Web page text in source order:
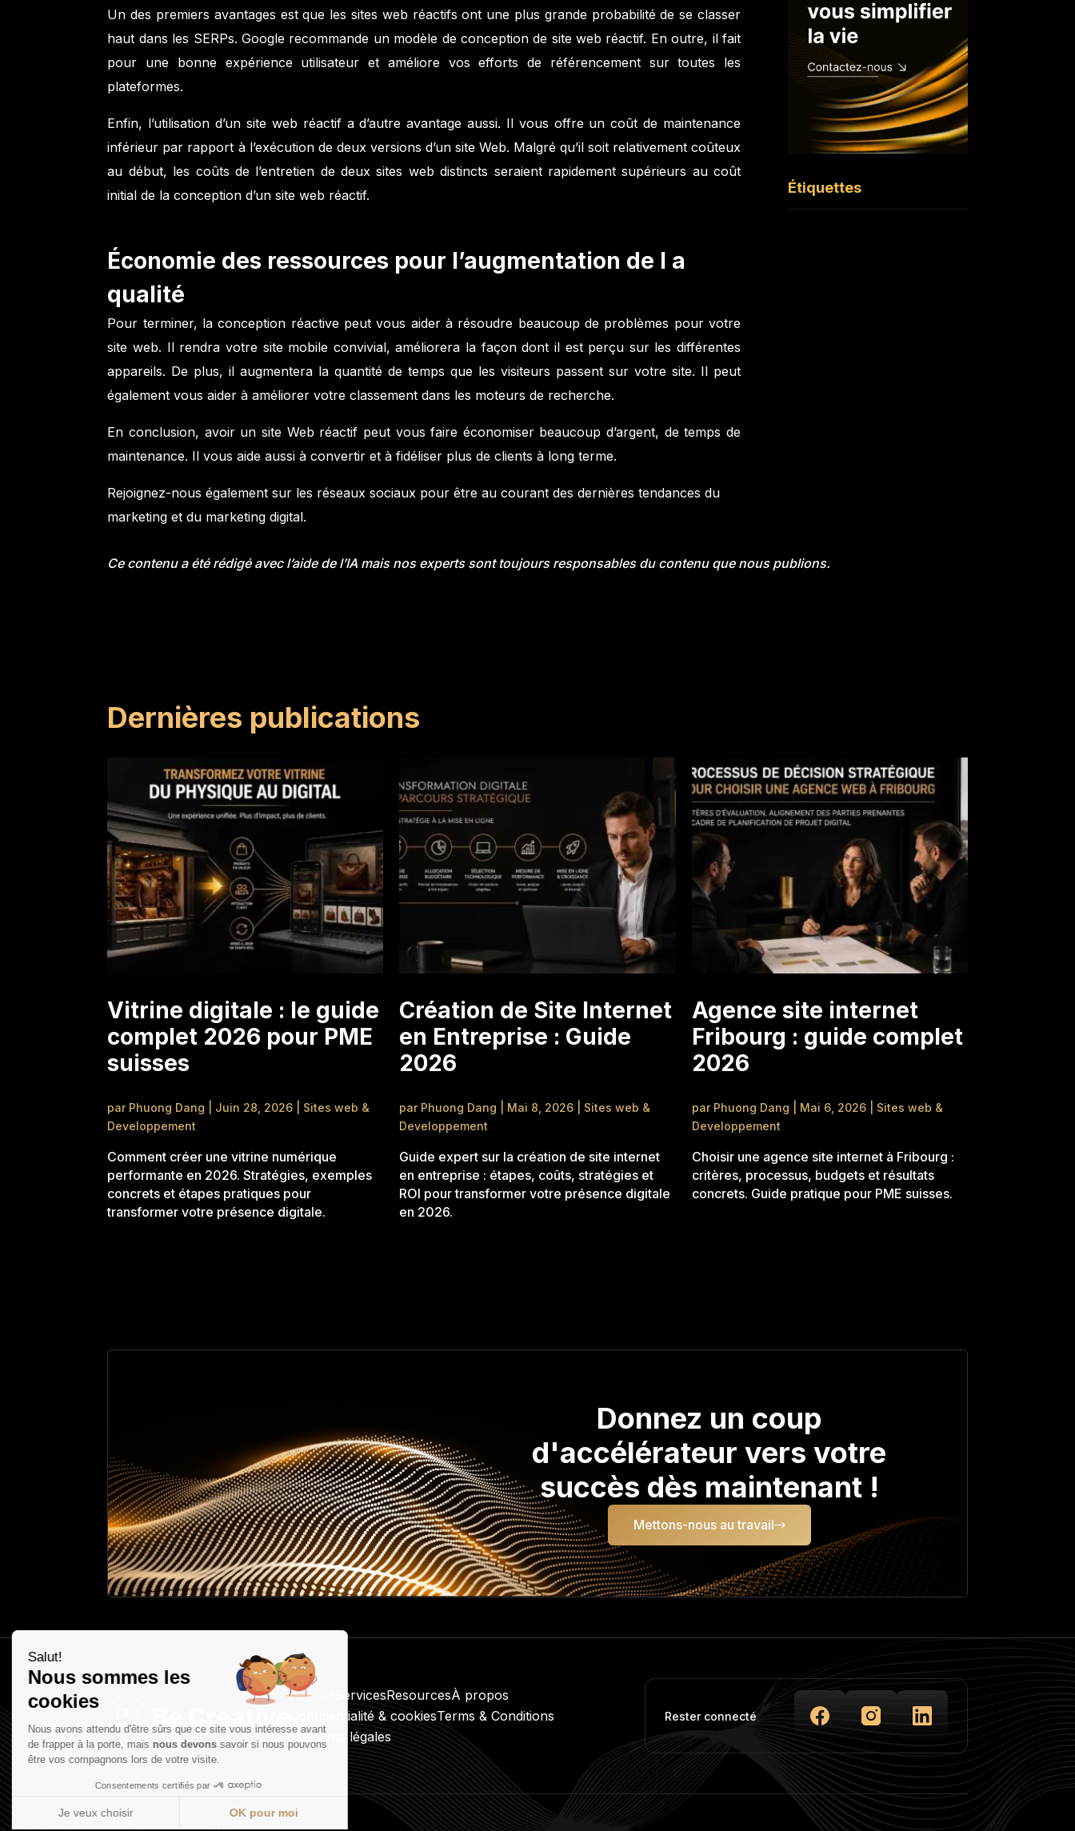
Un des premiers avantages est que les sites web réactifs ont une plus grande probabilité de se classer
haut dans les SERPs. Google recommande un modèle de conception de site web réactif. En outre, il fait
pour une bonne expérience utilisateur et améliore vos efforts de référencement sur toutes les
plateformes.
Enfin, l’utilisation d’un site web réactif a d’autre avantage aussi. Il vous offre un coût de maintenance
inférieur par rapport à l’exécution de deux versions d’un site Web. Malgré qu’il soit relativement coûteux
au début, les coûts de l’entretien de deux sites web distincts seraient rapidement supérieurs au coût
initial de la conception d’un site web réactif.
Économie des ressources pour l’augmentation de l a
qualité
Pour terminer, la conception réactive peut vous aider à résoudre beaucoup de problèmes pour votre
site web. Il rendra votre site mobile convivial, améliorera la façon dont il est perçu sur les différentes
appareils. De plus, il augmentera la quantité de temps que les visiteurs passent sur votre site. Il peut
également vous aider à améliorer votre classement dans les moteurs de recherche.
En conclusion, avoir un site Web réactif peut vous faire économiser beaucoup d’argent, de temps de
maintenance. Il vous aide aussi à convertir et à fidéliser plus de clients à long terme.
Rejoignez-nous également sur les réseaux sociaux pour être au courant des dernières tendances du
marketing et du marketing digital.
Étiquettes
Ce contenu a été rédigé avec l’aide de l’IA mais nos experts sont toujours responsables du contenu que nous publions.
Dernières publications
Vitrine digitale : le guide
complet 2026 pour PME
suisses
par Phuong Dang Juin 28, 2026
Sites web &
Developpement
Comment créer une vitrine numérique
performante en 2026. Stratégies, exemples
concrets et étapes pratiques pour
transformer votre présence digitale.
Création de Site Internet
en Entreprise : Guide
2026
par Phuong Dang Mai 8, 2026
Sites web &
Developpement
Guide expert sur la création de site internet
en entreprise : étapes, coûts, stratégies et
ROI pour transformer votre présence digitale
en 2026.
Agence site internet
Fribourg : guide complet
2026
par Phuong Dang Mai 6, 2026| Sites web &
Developpement
Choisir une agence site internet à Fribourg :
critères, processus, budgets et résultats
concrets. Guide pratique pour PME suisses.
Donnez un coup
d'accélérateur vers votre
succès dès maintenant !
Mettons-nous au travail
Accueil ServicesResourcesÀ propos
Confidentialité & cookiesTerms & Conditions
Mentions légales
Rester connecté
Salut!
Nous sommes les
cookies
Nous avons attendu d'être sûrs que ce site vous intéresse avant
de frapper à la porte, maisnous devonssavoir si nous pouvons
être vos compagnons lors de votre visite.
Consentements certifiés par
Je veux choisir OK pour moi